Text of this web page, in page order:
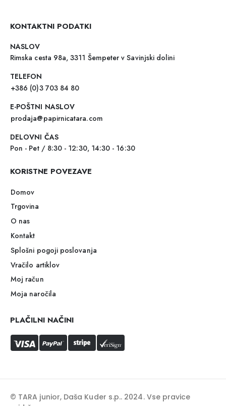
KONTAKTNI PODATKI
NASLOV
Rimska cesta 98a, 3311 Šempeter v Savinjski dolini
TELEFON
+386 (0)3 703 84 80
E-POŠTNI NASLOV
prodaja@papirnicatara.com
DELOVNI ČAS
Pon - Pet / 8:30 - 12:30, 14:30 - 16:30
KORISTNE POVEZAVE
Domov
Trgovina
O nas
Kontakt
Splošni pogoji poslovanja
Vračilo artiklov
Moj račun
Moja naročila
PLAČILNI NAČINI
© TARA junior, Daša Kuder s.p.. 2024. Vse pravice